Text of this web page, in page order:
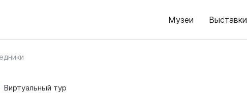
Музеи Выставки
Виртуальный тур